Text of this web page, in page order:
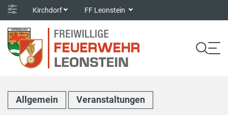
Kirchdorf FF Leonstein
Allgemein Veranstaltungen